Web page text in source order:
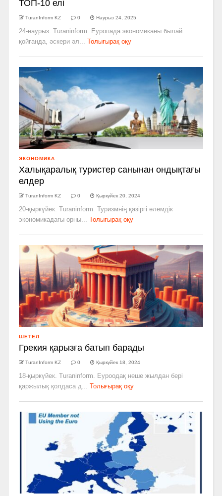
ТОП-10 елі
TuranInform KZ 0 Наурыз 24, 2025
24-наурыз. Turaninform. Еуропада экономиканы былай
қойғанда, әскери әл...
Толығырақ оқу
ЭКОНОМИКА
Халықаралық туристер санынан ондықтағы
елдер
TuranInform KZ 0 Қыркүйек 20, 2024
20-қыркүйек. Turaninform. Туризмнің қазіргі әлемдік
экономикадағы орны...
Толығырақ оқу
ШЕТЕЛ
Грекия қарызға батып барады
TuranInform KZ 0 Қыркүйек 18, 2024
18-қыркүйек. Turaninform. Еуроодақ неше жылдан бері
қаржылық қолдаса д...
Толығырақ оқу